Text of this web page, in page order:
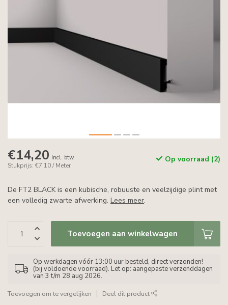
€14,20 Incl. btw
Stukprijs: €7,10 / Meter
Op voorraad (2)
De FT2 BLACK is een kubische, robuuste en veelzijdige plint met
een volledig zwarte afwerking. Lees meer.
Toevoegen aan winkelwagen
Op werkdagen vóór 13:00 uur besteld, direct verzonden!
(bij voldoende voorraad). Let op: aangepaste verzenddagen
van 3 t/m 28 aug 2026.
Toevoegen om te vergelijken Deel dit product